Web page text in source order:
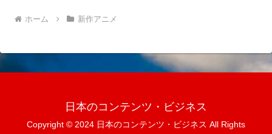
ホーム 新作アニメ
日本のコンテンツ・ビジネス
Copyright © 2024 日本のコンテンツ・ビジネス All Rights